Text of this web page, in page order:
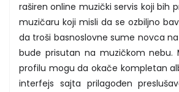
raširen online muzički servis koji bih
muzičaru koji misli da se ozbiljno
da troši basnoslovne sume novca
bude prisutan na muzičkom nebu.
profilu mogu da okače kompletan
interfejs sajta prilagođen